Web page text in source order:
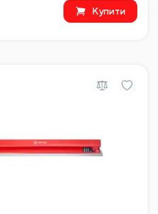
Купити